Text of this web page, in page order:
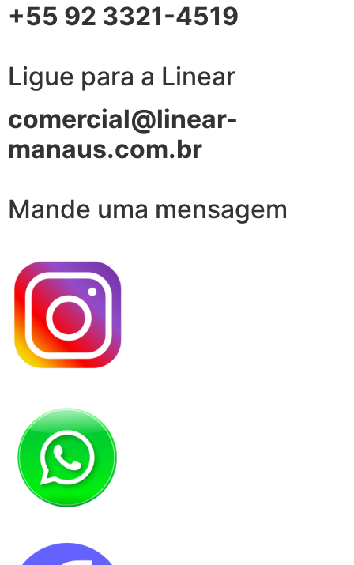
+55 92 3321-4519
Ligue para a Linear
comercial@linear-
manaus.com.br
Mande uma mensagem